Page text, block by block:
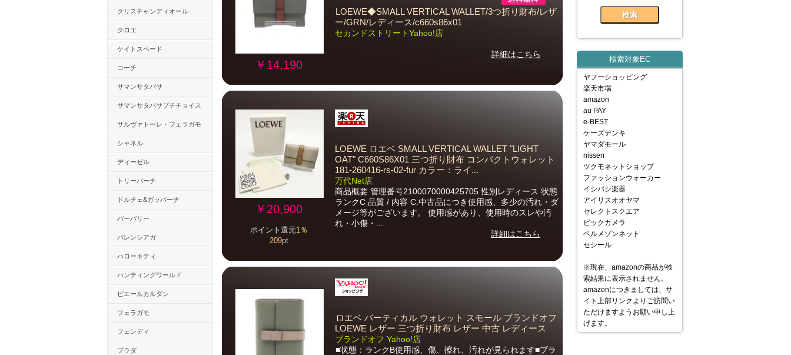
クリスチャンディオール
クロエ
ケイトスペード
コーチ
サマンサタバサ
サマンサタバサプチチョイス
サルヴァトーレ・フェラガモ
シャネル
ディーゼル
トリーバーチ
ドルチェ&ガッバーナ
バーバリー
バレンシアガ
ハローキティ
ハンティングワールド
ピエールカルダン
フェラガモ
フェンディ
プラダ
￥14,190
LOEWE◆SMALL VERTICAL WALLET/3つ折り財布/レザ
ー/GRN/レディース/c660s86x01
セカンドストリートYahoo!店
詳細はこちら
￥20,900
ポイント還元1％
209pt
LOEWE ロエベ SMALL VERTICAL WALLET "LIGHT
OAT" C660S86X01 三つ折り財布 コンパクトウォレット
181-260416-rs-02-fur カラー：ライ...
万代Net店
商品概要 管理番号2100070000425705 性別レディース 状態
ランクC 品質 / 内容 C.中古品につき使用感、多少の汚れ・ダ
メージ等がございます。 使用感があり、使用時のスレや汚
れ・小傷・...
詳細はこちら
ロエベ バーティカル ウォレット スモール ブランドオフ
LOEWE レザー 三つ折り財布 レザー 中古 レディース
ブランドオフ Yahoo!店
■状態：ランクB使用感、傷、擦れ、汚れが見られます■ブラ
検索対象EC
ヤフーショッピング
楽天市場
amazon
au PAY
e-BEST
ケーズデンキ
ヤマダモール
nissen
ツクモネットショップ
ファッションウォーカー
イシバシ楽器
アイリスオオヤマ
セレクトスクエア
ビックカメラ
ベルメゾンネット
セシール
※現在、amazonの商品が検
索結果に表示されません。
amazonにつきましては、サ
イト上部リンクよりご訪問い
ただけますようお願い申し上
げます。